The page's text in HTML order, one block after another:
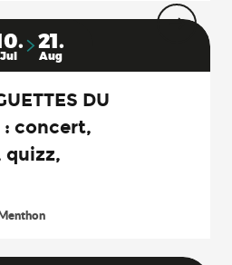
Jul
21.
Aug
DU
: concert,
quizz,